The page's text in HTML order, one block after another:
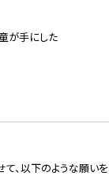
が手にした
て、以下のような願いを